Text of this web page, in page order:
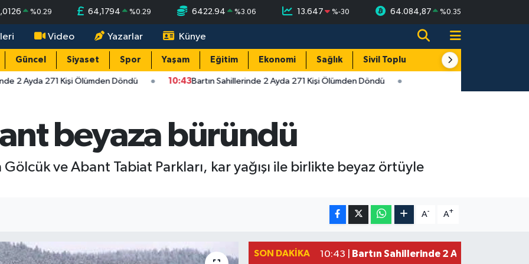
%0.29 64,1794 %0.29 6422.94 %3.06 13.647 %-30 64.084,87 %0.35
Video Yazarlar Künye
Güncel Siyaset Spor Yaşam Eğitim Ekonomi Sağlık Sivil Toplum Turizm
2 Ayda 271 Kişi Ölümden Döndü 10:43Bartın Sahillerinde 2 Ayda 271 Kişi Ölümden Döndü
beyaza büründü
ve Abant Tabiat Parkları, kar yağışı ile birlikte beyaz örtüyle
A- A+
SON DAKIKA 10:43 | Bartın Sahillerinde 2 Ayda 271 Kişi